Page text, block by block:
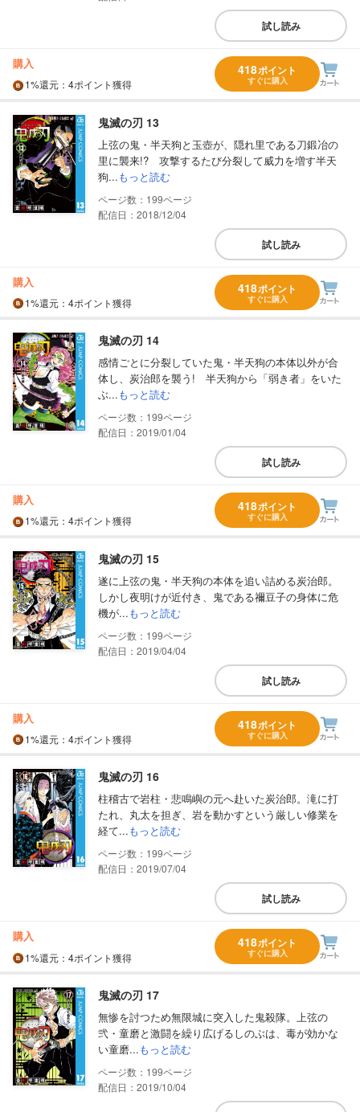
試し読み
購入
1%還元 ：4ポイント獲得
418ポイント
すぐに購入
鬼滅の刃 13
上弦の鬼・半天狗と玉壺が、隠れ里である刀鍛冶の
里に襲来!? 攻撃するたび分裂して威力を増す半天
狗...もっと読む
199
配信日：2018/12/04
試し読み
購入
1%還元 ：4ポイント獲得
418ポイント
すぐに購入
鬼滅の刃 14
感情ごとに分裂していた鬼・半天狗の本体以外が合
体し、炭治郎を襲う! 半天狗から「弱き者」をいた
ぶ...もっと読む
199
配信日：2019/01/04
試し読み
購入
1%還元 ：4ポイント獲得
418ポイント
すぐに購入
鬼滅の刃 15
遂に上弦の鬼・半天狗の本体を追い詰める炭治郎。
しかし夜明けが近付き、鬼である禰豆子の身体に危
機が...もっと読む
199
配信日：2019/04/04
試し読み
購入
1%還元 ：4ポイント獲得
418ポイント
すぐに購入
鬼滅の刃 16
柱稽古で岩柱・悲鳴嶼の元へ赴いた炭治郎。滝に打
たれ、丸太を担ぎ、岩を動かすという厳しい修業を
経て...もっと読む
199
配信日：2019/07/04
試し読み
購入
1%還元 ：4ポイント獲得
418ポイント
すぐに購入
鬼滅の刃 17
無惨を討つため無限城に突入した鬼殺隊。上弦の
弐・童磨と激闘を繰り広げるしのぶは、毒が効かな
い童磨...もっと読む
199
配信日：2019/10/04